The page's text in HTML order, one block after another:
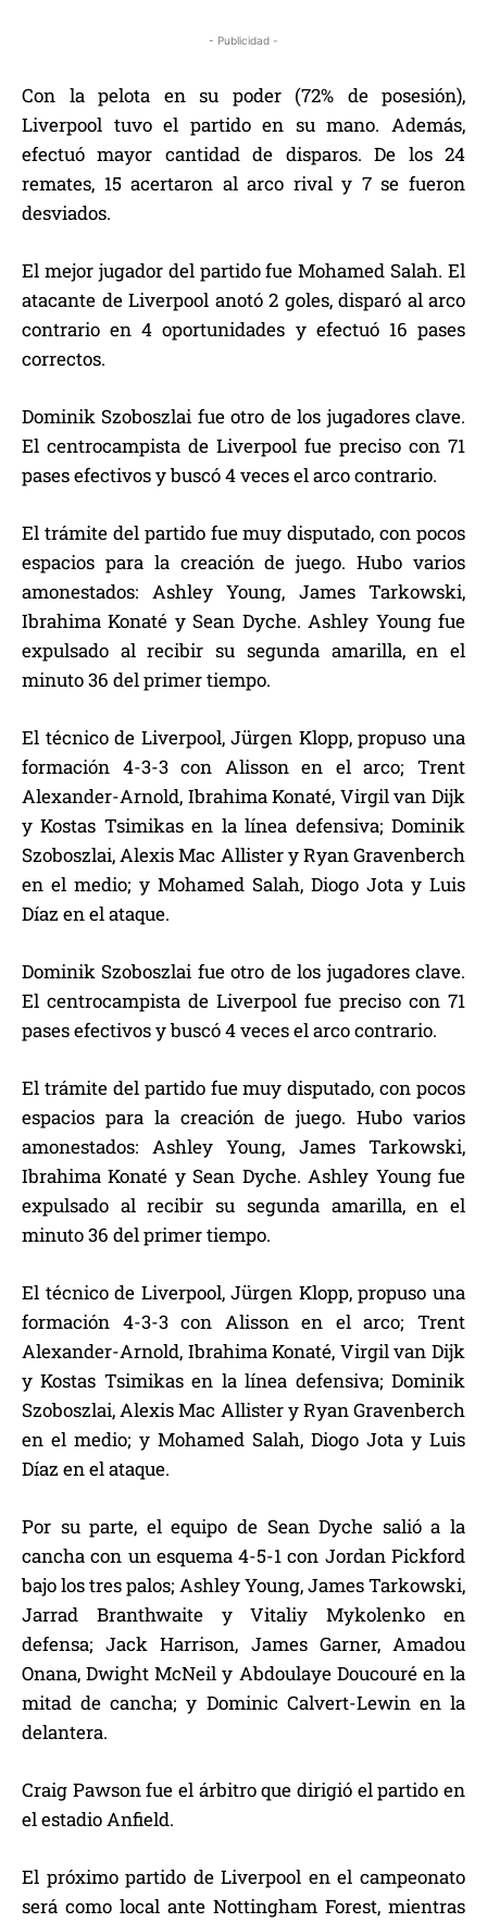
- Publicidad -
Con la pelota en su poder (72% de posesión),
Liverpool tuvo el partido en su mano. Además,
efectuó mayor cantidad de disparos. De los 24
remates, 15 acertaron al arco rival y 7 se fueron
desviados.
El mejor jugador del partido fue Mohamed Salah. El
atacante de Liverpool anotó 2 goles, disparó al arco
contrario en 4 oportunidades y efectuó 16 pases
correctos.
Dominik Szoboszlai fue otro de los jugadores clave.
El centrocampista de Liverpool fue preciso con 71
pases efectivos y buscó 4 veces el arco contrario.
El trámite del partido fue muy disputado, con pocos
espacios para la creación de juego. Hubo varios
amonestados: Ashley Young, James Tarkowski,
Ibrahima Konaté y Sean Dyche. Ashley Young fue
expulsado al recibir su segunda amarilla, en el
minuto 36 del primer tiempo.
El técnico de Liverpool, Jürgen Klopp, propuso una
formación 4-3-3 con Alisson en el arco; Trent
Alexander-Arnold, Ibrahima Konaté, Virgil van Dijk
y Kostas Tsimikas en la línea defensiva; Dominik
Szoboszlai, Alexis Mac Allister y Ryan Gravenberch
en el medio; y Mohamed Salah, Diogo Jota y Luis
Díaz en el ataque.
Dominik Szoboszlai fue otro de los jugadores clave.
El centrocampista de Liverpool fue preciso con 71
pases efectivos y buscó 4 veces el arco contrario.
El trámite del partido fue muy disputado, con pocos
espacios para la creación de juego. Hubo varios
amonestados: Ashley Young, James Tarkowski,
Ibrahima Konaté y Sean Dyche. Ashley Young fue
expulsado al recibir su segunda amarilla, en el
minuto 36 del primer tiempo.
El técnico de Liverpool, Jürgen Klopp, propuso una
formación 4-3-3 con Alisson en el arco; Trent
Alexander-Arnold, Ibrahima Konaté, Virgil van Dijk
y Kostas Tsimikas en la línea defensiva; Dominik
Szoboszlai, Alexis Mac Allister y Ryan Gravenberch
en el medio; y Mohamed Salah, Diogo Jota y Luis
Díaz en el ataque.
Por su parte, el equipo de Sean Dyche salió a la
cancha con un esquema 4-5-1 con Jordan Pickford
bajo los tres palos; Ashley Young, James Tarkowski,
Jarrad Branthwaite y Vitaliy Mykolenko en
defensa; Jack Harrison, James Garner, Amadou
Onana, Dwight McNeil y Abdoulaye Doucouré en la
mitad de cancha; y Dominic Calvert-Lewin en la
delantera.
Craig Pawson fue el árbitro que dirigió el partido en
el estadio Anfield.
El próximo partido de Liverpool en el campeonato
será como local ante Nottingham Forest, mientras